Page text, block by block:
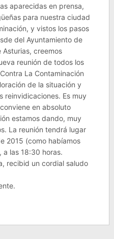
aparecidas en prensa,
para nuestra ciudad
y vistos los pasos
del Ayuntamiento de
Asturias, creemos
reunión de todos los
La Contaminación
de la situación y
reinvidicaciones. Es muy
en absoluto
estamos dando, muy
La reunión tendrá lugar
2015 (como habíamos
a las 18:30 horas.
recibid un cordial saludo